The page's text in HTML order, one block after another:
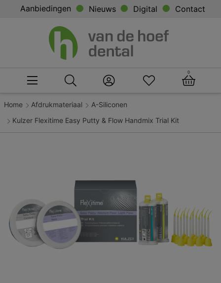
Aanbiedingen Nieuws Digital Contact
0
Home Afdrukmateriaal
A-Siliconen
Kulzer Flexitime Easy Putty & Flow Handmix Trial Kit